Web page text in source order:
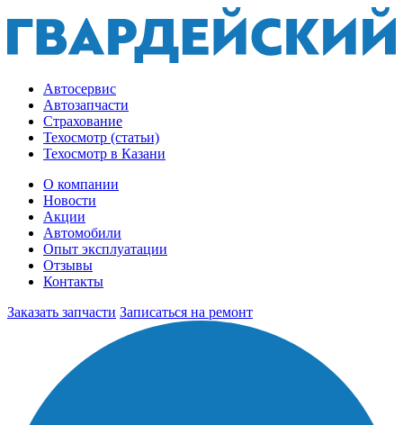
Автосервис
Автозапчасти
Страхование
Техосмотр (статьи)
Техосмотр в Казани
О компании
Новости
Акции
Автомобили
Опыт эксплуатации
Отзывы
Контакты
Заказать запчасти Записаться на ремонт